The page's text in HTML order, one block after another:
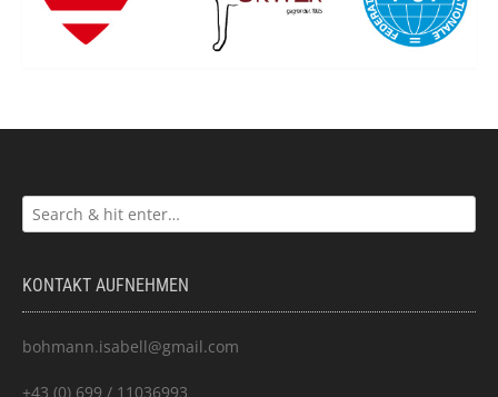
KONTAKT AUFNEHMEN
bohmann.isabell@gmail.com
+43 (0) 699 / 11036993